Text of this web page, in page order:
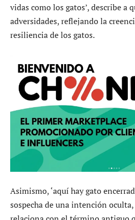
vidas como los gatos’, describe a
adversidades, reflejando la
resiliencia de los gatos.
Asimismo, ‘aquí hay gato
sospecha de una intención